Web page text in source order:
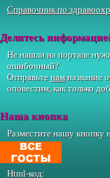
Справочник по
Делитесь
Не нашли на портале
ошибочный?
Отправьтенамназвание
оповестим, как только
Наша кнопка
Разместите нашу кнопку
Html-код: